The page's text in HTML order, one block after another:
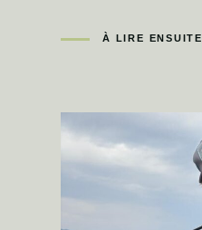
À LIRE ENSUITE